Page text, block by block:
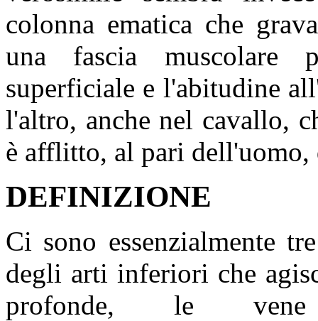
colonna ematica che
una fascia muscolare
superficiale e l'abitudine
l'altro, anche nel cavallo,
è afflitto, al pari dell'uomo,
DEFINIZIONE
Ci sono essenzialmente
degli arti inferiori che
profonde, le